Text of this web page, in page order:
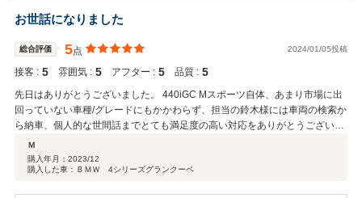
お世話になりました
総合評価 5点 2024/01/05投稿
接客 : 5 雰囲気 : 5 アフター : 5 品質 : 5
先日はありがとうございました。 440iGC Mスポーツ自体、あまり市場に出
回っていない車種/グレードにもかかわらず、担当の鈴木様には車両の検索か
ら納車、個人的な世間話までとても満足度の高い対応をありがとうございま
す。 前回の車両からお世話になっていますが、不快に思うような接客、対応
等は一度もなく 担当以外の店員さんから整備士さんまで、皆さん笑顔で接客
してくれるのでO－RUSH名古屋店を選んで良かったと思います。 前回の3
Ｍ
購入年月： 2023/12
購入した車：ＢＭＷ 4シリーズグランクーペ